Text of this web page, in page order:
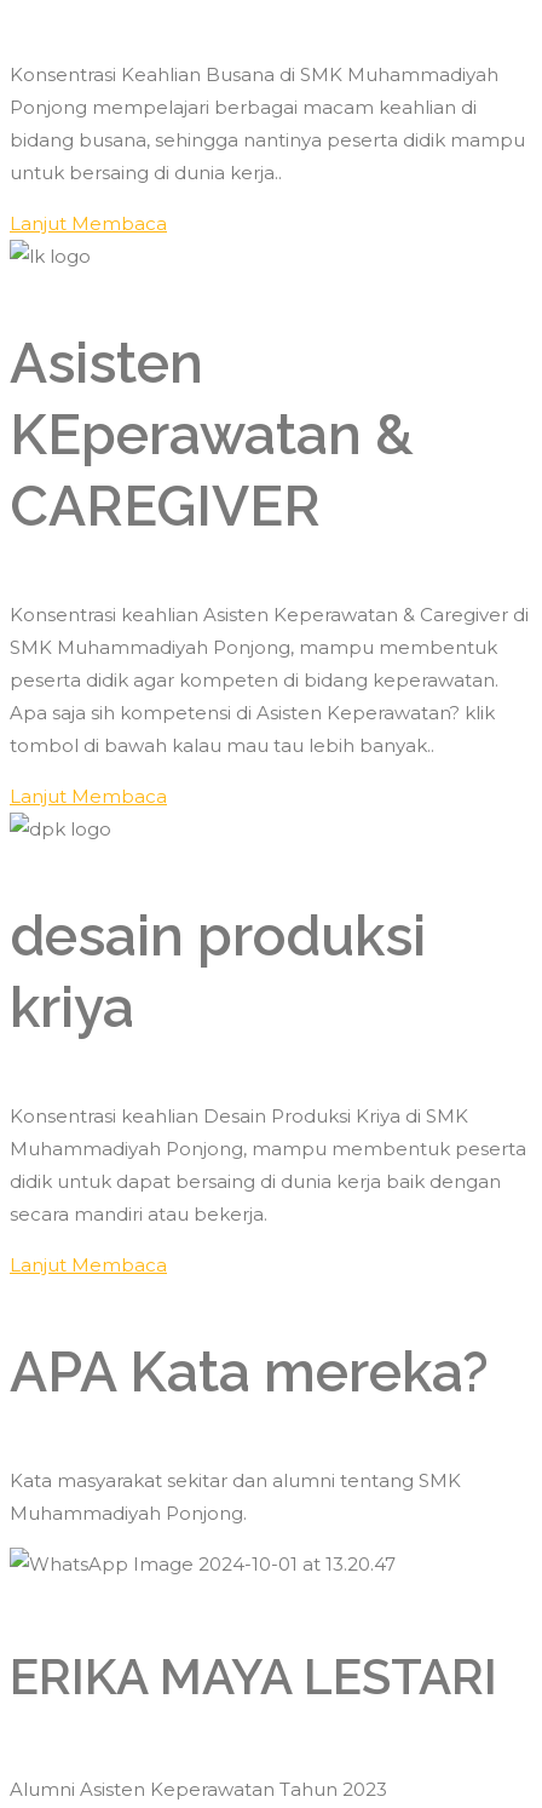
Konsentrasi Keahlian Busana di SMK Muhammadiyah
Ponjong mempelajari berbagai macam keahlian di
bidang busana, sehingga nantinya peserta didik mampu
untuk bersaing di dunia kerja..
Lanjut Membaca
Asisten
KEperawatan &
CAREGIVER
Konsentrasi keahlian Asisten Keperawatan & Caregiver di
SMK Muhammadiyah Ponjong, mampu membentuk
peserta didik agar kompeten di bidang keperawatan.
Apa saja sih kompetensi di Asisten Keperawatan? klik
tombol di bawah kalau mau tau lebih banyak..
Lanjut Membaca
desain produksi
kriya
Konsentrasi keahlian Desain Produksi Kriya di SMK
Muhammadiyah Ponjong, mampu membentuk peserta
didik untuk dapat bersaing di dunia kerja baik dengan
secara mandiri atau bekerja.
Lanjut Membaca
APA Kata mereka?
Kata masyarakat sekitar dan alumni tentang SMK
Muhammadiyah Ponjong.
ERIKA MAYA LESTARI
Alumni Asisten Keperawatan Tahun 2023